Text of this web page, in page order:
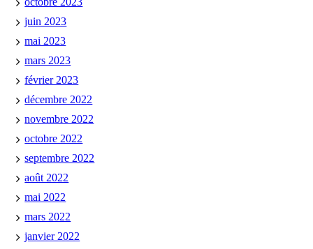
juin 2023
mai 2023
mars 2023
février 2023
décembre 2022
novembre 2022
octobre 2022
septembre 2022
août 2022
mai 2022
mars 2022
janvier 2022